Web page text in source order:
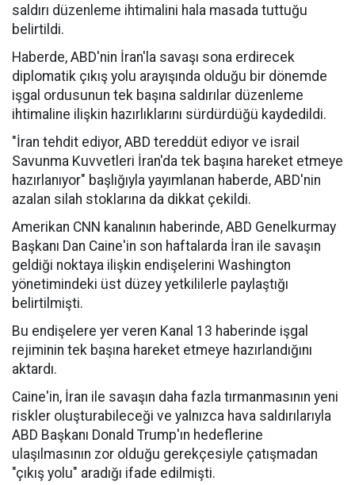
saldırı düzenleme ihtimalini hala masada tuttuğu
belirtildi.
Haberde, ABD'nin İran'la savaşı sona erdirecek
diplomatik çıkış yolu arayışında olduğu bir dönemde
işgal ordusunun tek başına saldırılar düzenleme
ihtimaline ilişkin hazırlıklarını sürdürdüğü kaydedildi.
"İran tehdit ediyor, ABD tereddüt ediyor ve israil
Savunma Kuvvetleri İran'da tek başına hareket etmeye
hazırlanıyor" başlığıyla yayımlanan haberde, ABD'nin
azalan silah stoklarına da dikkat çekildi.
Amerikan CNN kanalının haberinde, ABD Genelkurmay
Başkanı Dan Caine'in son haftalarda İran ile savaşın
geldiği noktaya ilişkin endişelerini Washington
yönetimindeki üst düzey yetkililerle paylaştığı
belirtilmişti.
Bu endişelere yer veren Kanal 13 haberinde işgal
rejiminin tek başına hareket etmeye hazırlandığını
aktardı.
Caine'in, İran ile savaşın daha fazla tırmanmasının yeni
riskler oluşturabileceği ve yalnızca hava saldırılarıyla
ABD Başkanı Donald Trump'ın hedeflerine
ulaşılmasının zor olduğu gerekçesiyle çatışmadan
"çıkış yolu" aradığı ifade edilmişti.